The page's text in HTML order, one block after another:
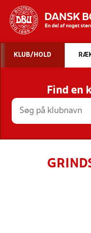
STILLINGER,
KLUB/HOLD
Find en